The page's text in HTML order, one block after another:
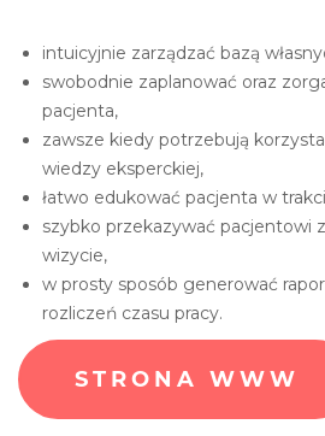
intuicyjnie zarządzać bazą
swobodnie zaplanować oraz
pacjenta,
zawsze kiedy potrzebują
wiedzy eksperckiej,
łatwo edukować pacjenta w
szybko przekazywać pacjentowi
wizycie,
w prosty sposób generować
rozliczeń czasu pracy.
STRONA WWW